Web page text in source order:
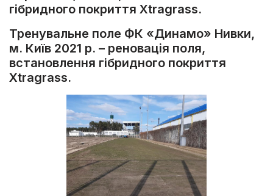
гібридного покриття Xtragrass.
Тренувальне поле ФК «Динамо» Нивки,
м. Київ 2021 р. – реновація поля,
встановлення гібридного покриття
Xtragrass.